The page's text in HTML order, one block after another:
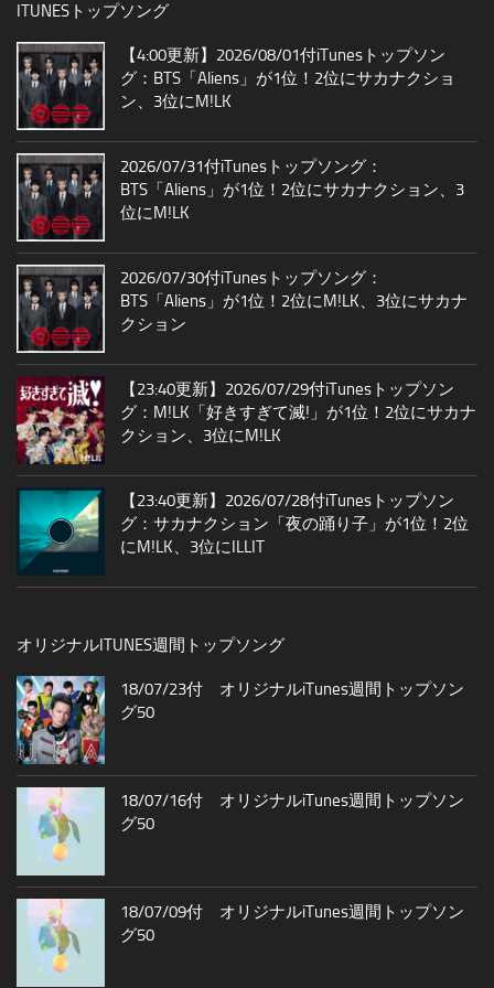
ITUNESトップソング
【4:00更新】2026/08/01付iTunesトップソン
グ：BTS「Aliens」が1位！2位にサカナクショ
ン、3位にM!LK
2026/07/31付iTunesトップソング：
BTS「Aliens」が1位！2位にサカナクション、3
位にM!LK
2026/07/30付iTunesトップソング：
BTS「Aliens」が1位！2位にM!LK、3位にサカナ
クション
【23:40更新】2026/07/29付iTunesトップソン
グ：M!LK「好きすぎて滅!」が1位！2位にサカナ
クション、3位にM!LK
【23:40更新】2026/07/28付iTunesトップソン
グ：サカナクション「夜の踊り子」が1位！2位
にM!LK、3位にILLIT
オリジナルITUNES週間トップソング
18/07/23付 オリジナルiTunes週間トップソン
グ50
18/07/16付 オリジナルiTunes週間トップソン
グ50
18/07/09付 オリジナルiTunes週間トップソン
グ50